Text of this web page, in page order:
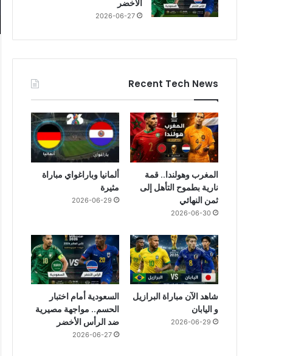
الأخضر
2026-06-27
Recent Tech News
المغرب وهولندا.. قمة
نارية بطموح التأهل إلى
ثمن النهائي
2026-06-30
ألمانيا وباراغواي مباراة
مثيرة
2026-06-29
شاهد الآن مباراة البرازيل
و اليابان
2026-06-29
السعودية أمام اختبار
الحسم.. مواجهة مصيرية
ضد الرأس الأخضر
2026-06-27